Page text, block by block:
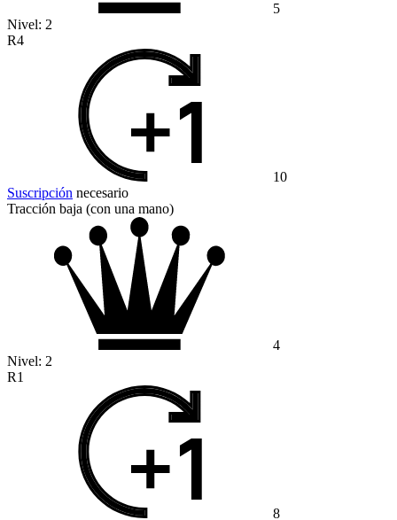
5
Nivel: 2
R4
10
Suscripción necesario
Tracción baja (con una mano)
4
Nivel: 2
R1
8